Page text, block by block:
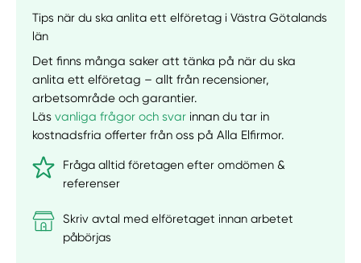
Tips när du ska anlita ett elföretag i Västra Götalands
län
Det finns många saker att tänka på när du ska
anlita ett elföretag – allt från recensioner,
arbetsområde och garantier.
Läsvanliga frågor och svar innan du tar in
kostnadsfria offerter från oss på Alla Elfirmor.
Fråga alltid företagen efter omdömen &
referenser
Skriv avtal med elföretaget innan arbetet
påbörjas